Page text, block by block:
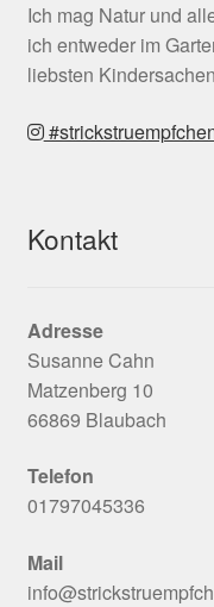
Ich mag Natur und
ich entweder im
liebsten
Kontakt
Adresse
Susanne Cahn
Matzenberg 10
66869 Blaubach
Telefon
01797045336
Mail